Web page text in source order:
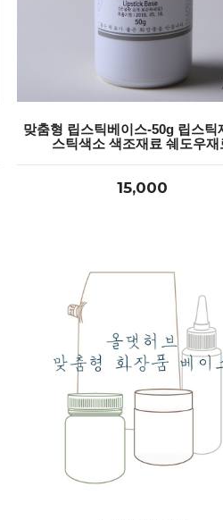
맞춤형 립스틱베이스-50g 립스틱
스틱색소 색조재료 쉐도우재
15,000